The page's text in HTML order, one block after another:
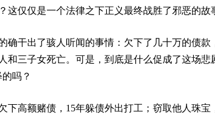
这仅仅是一个法律之下正义最终战胜了邪恶的故
确干出了骇人听闻的事情：欠下了几十万的债款
和三子女死亡。可是，到底是什么促成了这场悲
吗？
下高额赌债，15年躲债外出打工；窃取他人珠